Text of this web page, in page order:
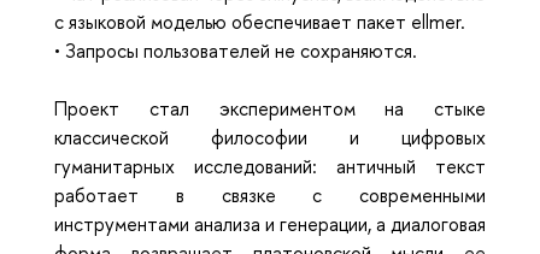
с языковой моделью обеспечивает пакет ellmer.
• Запросы пользователей не сохраняются.
Проект стал экспериментом на стыке
классической философии и цифровых
гуманитарных исследований: античный текст
работает в связке с современными
инструментами анализа и генерации, а диалоговая